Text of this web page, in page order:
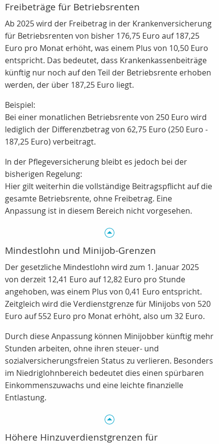
Freibeträge für Betriebsrenten
Ab 2025 wird der Freibetrag in der Krankenversicherung
für Betriebsrenten von bisher 176,75 Euro auf 187,25
Euro pro Monat erhöht, was einem Plus von 10,50 Euro
entspricht. Das bedeutet, dass Krankenkassenbeiträge
künftig nur noch auf den Teil der Betriebsrente erhoben
werden, der über 187,25 Euro liegt.
Beispiel:
Bei einer monatlichen Betriebsrente von 250 Euro wird
lediglich der Differenzbetrag von 62,75 Euro (250 Euro -
187,25 Euro) verbeitragt.
In der Pflegeversicherung bleibt es jedoch bei der
bisherigen Regelung:
Hier gilt weiterhin die vollständige Beitragspflicht auf die
gesamte Betriebsrente, ohne Freibetrag. Eine
Anpassung ist in diesem Bereich nicht vorgesehen.
Mindestlohn und Minijob-Grenzen
Der gesetzliche Mindestlohn wird zum 1. Januar 2025
von derzeit 12,41 Euro auf 12,82 Euro pro Stunde
angehoben, was einem Plus von 0,41 Euro entspricht.
Zeitgleich wird die Verdienstgrenze für Minijobs von 520
Euro auf 552 Euro pro Monat erhöht, also um 32 Euro.
Durch diese Anpassung können Minijobber künftig mehr
Stunden arbeiten, ohne ihren steuer- und
sozialversicherungsfreien Status zu verlieren. Besonders
im Niedriglohnbereich bedeutet dies einen spürbaren
Einkommenszuwachs und eine leichte finanzielle
Entlastung.
Höhere Hinzuverdienstgrenzen für